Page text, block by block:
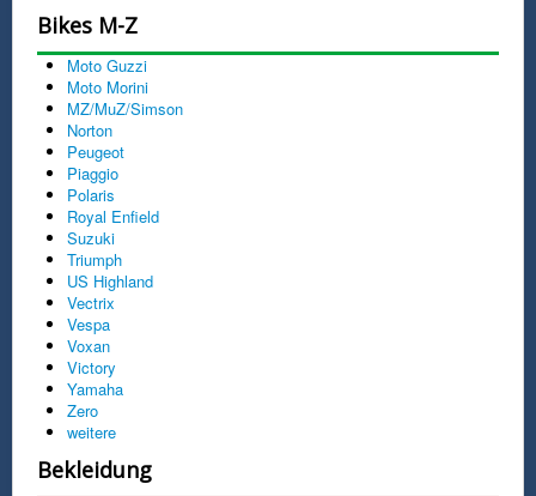
Bikes M-Z
Moto Guzzi
Moto Morini
MZ/MuZ/Simson
Norton
Peugeot
Piaggio
Polaris
Royal Enfield
Suzuki
Triumph
US Highland
Vectrix
Vespa
Voxan
Victory
Yamaha
Zero
weitere
Bekleidung